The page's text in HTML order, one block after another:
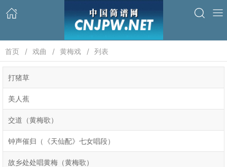
首页 戏曲 黄梅戏 列表
打猪草
美人蕉
交道（黄梅歌）
钟声催归（《天仙配》七女唱段）
故乡处处唱黄梅（黄梅歌）